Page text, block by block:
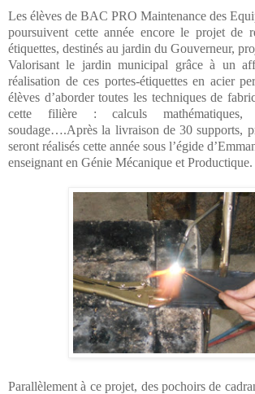
Les élèves de BAC PRO Maintenance des
poursuivent cette année encore le projet de
étiquettes, destinés au jardin du Gouverneur,
Valorisant le jardin municipal grâce à un
réalisation de ces portes-étiquettes en acier
élèves d’aborder toutes les techniques de
cette filière : calculs mathématiques,
soudage….Après la livraison de 30 supports,
seront réalisés cette année sous l’égide
enseignant en Génie Mécanique et Productique.
Parallèlement à ce projet, des pochoirs de